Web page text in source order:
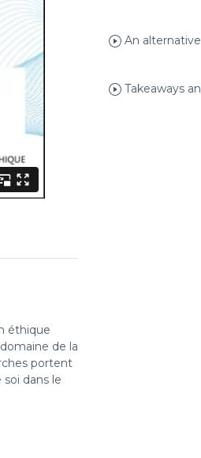
éthique
de la
portent
dans le
An
Takeaways